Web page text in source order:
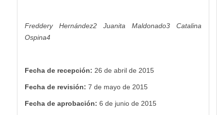
Freddery Hernández2 Juanita Maldonado3 Catalina
Ospina4
Fecha de recepción: 26 de abril de 2015
Fecha de revisión: 7 de mayo de 2015
Fecha de aprobación: 6 de junio de 2015